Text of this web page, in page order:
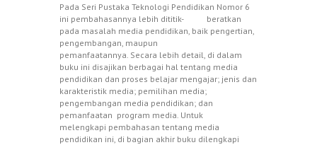
Pada Seri Pustaka Teknologi Pendidikan Nomor 6
ini pembahasannya lebih dititik- beratkan
pada masalah media pendidikan, baik pengertian,
pengembangan, maupun
pemanfaatannya. Secara lebih detail, di dalam
buku ini disajikan berbagai hal tentang media
pendidikan dan proses belajar mengajar; jenis dan
karakteristik media; pemilihan media;
pengembangan media pendidikan; dan
pemanfaatan program media. Untuk
melengkapi pembahasan tentang media
pendidikan ini, di bagian akhir buku dilengkapi